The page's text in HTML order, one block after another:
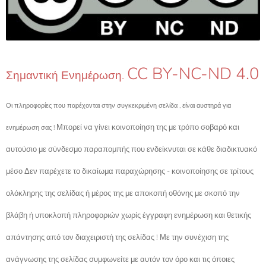
Σημαντική Ενημέρωση. CC BY-NC-ND 4.0
Οι πληροφορίες που παρέχονται στην συγκεκριμένη σελίδα , είναι αυστηρά για
ενημέρωση σας ! Μπορεί να γίνει κοινοποίηση της με τρόπο σοβαρό και
αυτούσιο με σύνδεσμο παραπομπής που ενδείκνυται σε κάθε διαδικτυακό
μέσο Δεν παρέχετε το δικαίωμα παραχώρησης - κοινοποίησης σε τρίτους
ολόκληρης της σελίδας ή μέρος της με αποκοπή οθόνης με σκοπό την
βλάβη ή υποκλοπή πληροφοριών χωρίς έγγραφη ενημέρωση και θετικής
απάντησης από τον διαχειριστή της σελίδας ! Με την συνέχιση της
ανάγνωσης της σελίδας συμφωνείτε με αυτόν τον όρο και τις όποιες